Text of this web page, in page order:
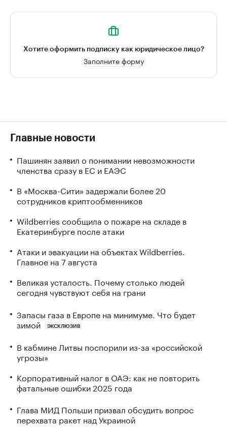
Хотите оформить подписку как юридическое лицо?
Заполните форму
Главные новости
Пашинян заявил о понимании невозможности
членства сразу в ЕС и ЕАЭС
В «Москва-Сити» задержали более 20
сотрудников криптообменников
Wildberries сообщила о пожаре на складе в
Екатеринбурге после атаки
Атаки и эвакуации на объектах Wildberries.
Главное на 7 августа
Великая усталость. Почему столько людей
сегодня чувствуют себя на грани
Запасы газа в Европе на минимуме. Что будет
зимой
ЭКСКЛЮЗИВ
В кабмине Литвы поспорили из-за «российской
угрозы»
Корпоративный налог в ОАЭ: как не повторить
фатальные ошибки 2025 года
Глава МИД Польши призвал обсудить вопрос
перехвата ракет над Украиной